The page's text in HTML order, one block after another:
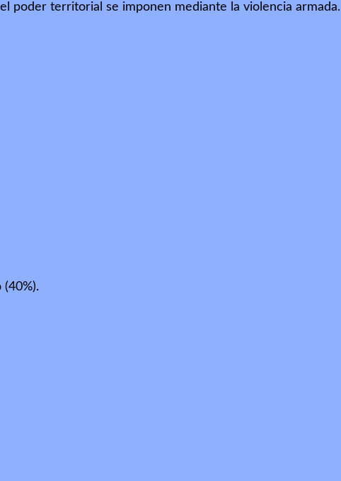
poder territorial se imponen mediante la violencia armada.